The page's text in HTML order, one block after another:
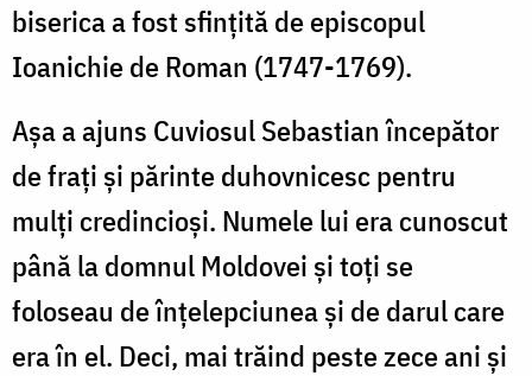
biserica a fost sfinţită de episcopul
Ioanichie de Roman (1747-1769).
Aşa a ajuns Cuviosul Sebastian începător
de fraţi şi părinte duhovnicesc pentru
mulţi credincioşi. Numele lui era cunoscut
până la domnul Moldovei şi toţi se
foloseau de înţelepciunea şi de darul care
era în el. Deci, mai trăind peste zece ani şi